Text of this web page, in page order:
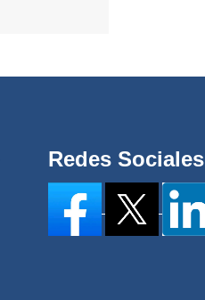
Redes Sociales